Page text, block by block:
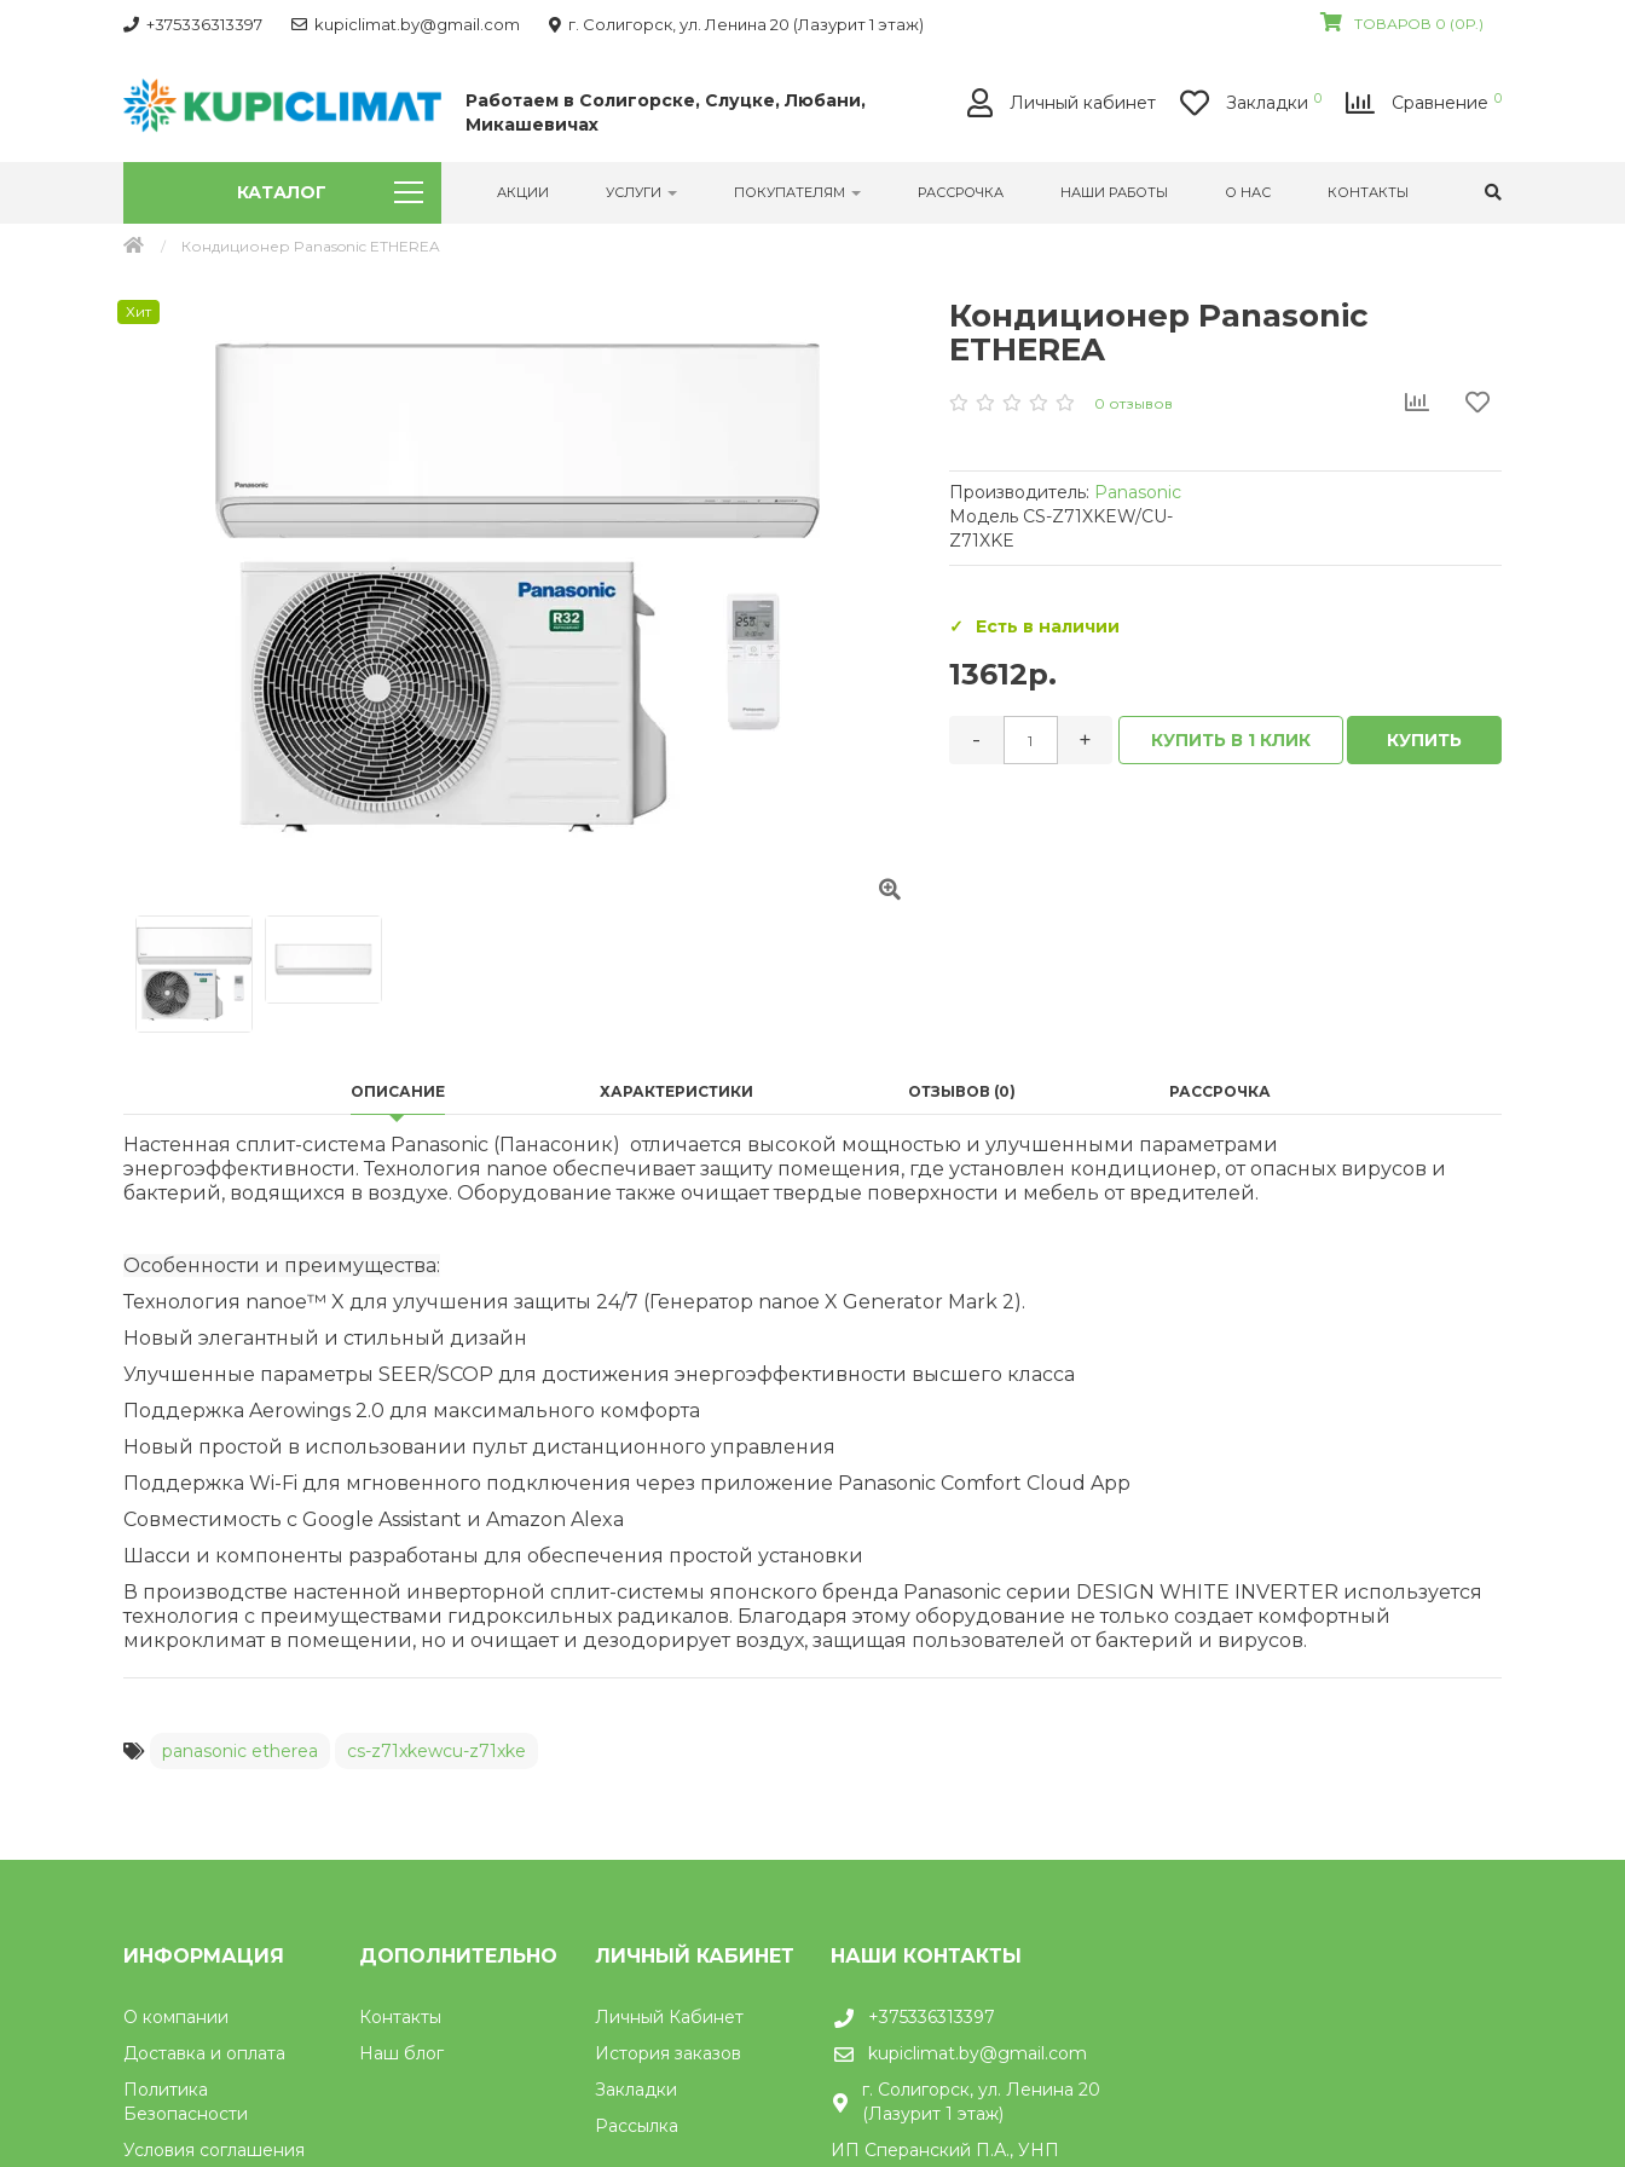
+375336313397 kupiclimat.by@gmail.com г. Солигорск, ул. Ленина 20 (Лазурит 1 этаж) ТОВАРОВ 0 (0Р.)
Работаем в Солигорске, Слуцке, Любани,
Микашевичах
Личный кабинет Закладки 0 Сравнение 0
КАТАЛОГ АКЦИИ УСЛУГИ ПОКУПАТЕЛЯМ РАССРОЧКА НАШИ РАБОТЫ О НАС КОНТАКТЫ
Кондиционер Panasonic ETHEREA
Хит
Кондиционер Panasonic
ETHEREA
0 отзывов
Производитель: Panasonic
Модель CS-Z71XKEW/CU-
Z71XKE
Есть в наличии
13612р.
- + КУПИТЬ В 1 КЛИК КУПИТЬ
ОПИСАНИЕ ХАРАКТЕРИСТИКИ ОТЗЫВОВ (0) РАССРОЧКА
Настенная сплит-система Panasonic (Панасоник) отличается высокой мощностью и улучшенными параметрами
энергоэффективности. Технология nanoe обеспечивает защиту помещения, где установлен кондиционер, от опасных вирусов и
бактерий, водящихся в воздухе. Оборудование также очищает твердые поверхности и мебель от вредителей.
Особенности и преимущества:
Технология nanoe™ X для улучшения защиты 24/7 (Генератор nanoe X Generator Mark 2).
Новый элегантный и стильный дизайн
Улучшенные параметры SEER/SCOP для достижения энергоэффективности высшего класса
Поддержка Aerowings 2.0 для максимального комфорта
Новый простой в использовании пульт дистанционного управления
Поддержка Wi-Fi для мгновенного подключения через приложение Panasonic Comfort Cloud App
Совместимость с Google Assistant и Amazon Alexa
Шасси и компоненты разработаны для обеспечения простой установки
В производстве настенной инверторной сплит-системы японского бренда Panasonic серии DESIGN WHITE INVERTER используется
технология с преимуществами гидроксильных радикалов. Благодаря этому оборудование не только создает комфортный
микроклимат в помещении, но и очищает и дезодорирует воздух, защищая пользователей от бактерий и вирусов.
panasonic etherea cs-z71xkewcu-z71xke
ИНФОРМАЦИЯ
О компании
Доставка и оплата
Политика
Безопасности
Условия соглашения
ДОПОЛНИТЕЛЬНО
Контакты
Наш блог
ЛИЧНЫЙ КАБИНЕТ
Личный Кабинет
История заказов
Закладки
Рассылка
НАШИ КОНТАКТЫ
+375336313397
kupiclimat.by@gmail.com
г. Солигорск, ул. Ленина 20
(Лазурит 1 этаж)
ИП Сперанский П.А., УНП